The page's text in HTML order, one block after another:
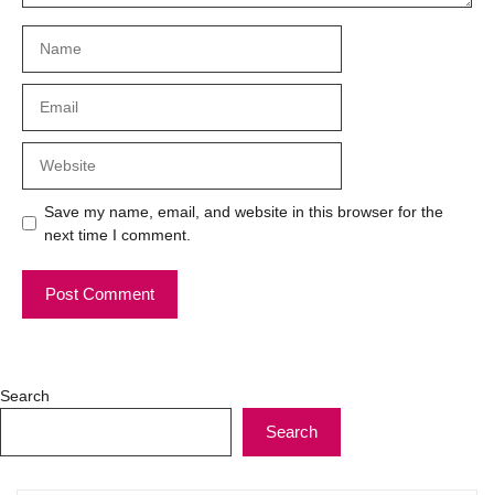
Save my name, email, and website in this browser for the
next time I comment.
Search
Search